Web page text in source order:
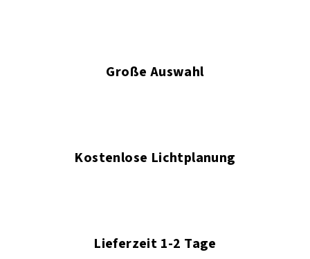
Große Auswahl
Kostenlose Lichtplanung
Lieferzeit 1-2 Tage